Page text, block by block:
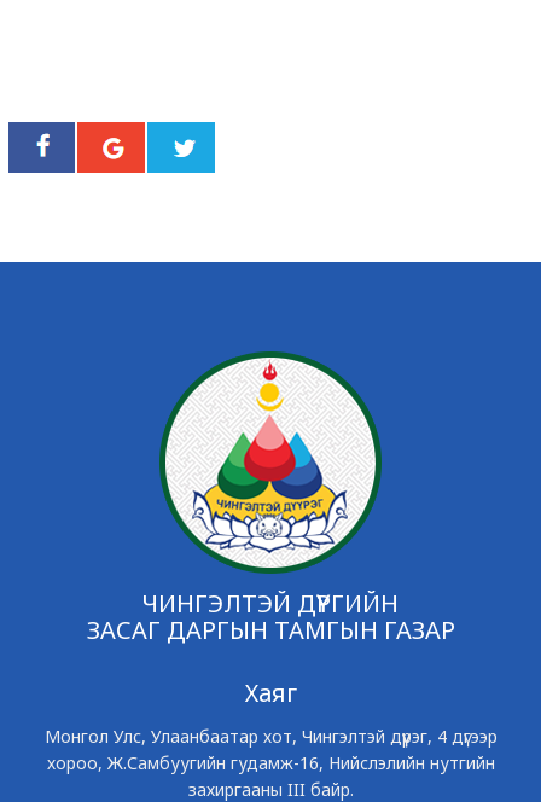
ЧИНГЭЛТЭЙ ДҮҮРГИЙН
ЗАСАГ ДАРГЫН ТАМГЫН ГАЗАР
Хаяг
Монгол Улс, Улаанбаатар хот, Чингэлтэй дүүрэг, 4 дүгээр
хороо, Ж.Самбуугийн гудамж-16, Нийслэлийн нутгийн
захиргааны III байр.